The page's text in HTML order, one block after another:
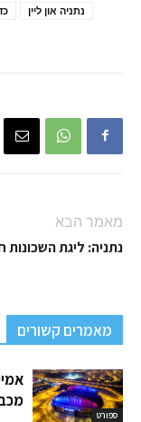
נתניה און ליין
מאמר הבא
נתניה: ליגת השכונות
מאמרים קשורים
ספורט